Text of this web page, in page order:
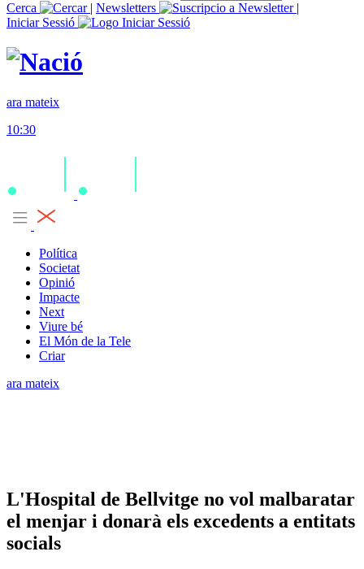
Cerca
| Newsletters
|
Iniciar Sessió
ara mateix
10:30
Política
Societat
Opinió
Impacte
Next
Viure bé
El Món de la Tele
Criar
ara mateix
L'Hospital de Bellvitge no vol malbaratar
el menjar i donarà els excedents a entitats
socials